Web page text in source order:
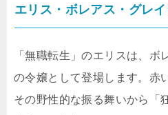
エリス・ボレアス・グレ
「無職転生」のエリスは、ボ
の令嬢として登場します。赤
その野性的な振る舞いから「